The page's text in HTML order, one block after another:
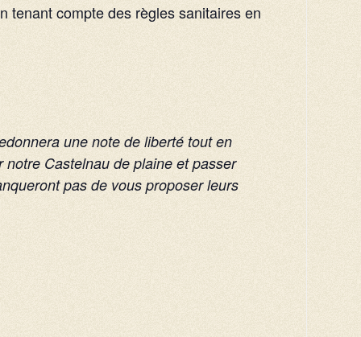
tenant compte des règles sanitaires en
une note de liberté tout en
Castelnau de plaine et passer
pas de vous proposer leurs